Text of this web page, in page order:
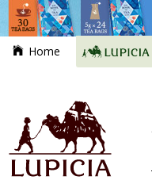
Home